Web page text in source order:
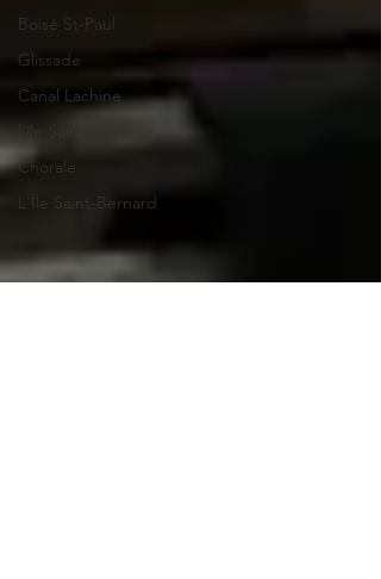
Boisé St-Paul
Glissade
Canal Lachine
l’île Sainte-Hélène
Chorale
L'Île Saint-Bernard